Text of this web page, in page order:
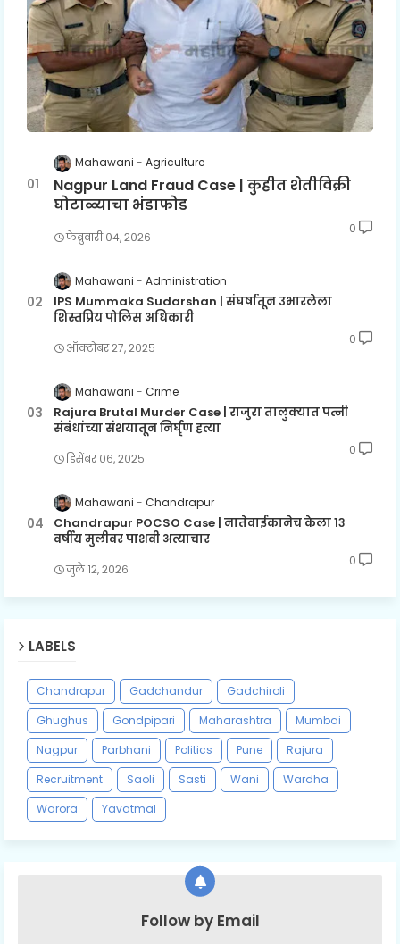
Mahawani Agriculture
Nagpur Land Fraud Case | कुहीत शेतीविक्री
घोटाळ्याचा भंडाफोड
फेब्रुवारी ०४, २०२६
0
Mahawani Administration
IPS Mummaka Sudarshan | संघर्षातून उभारलेला
शिस्तप्रिय पोलिस अधिकारी
ऑक्टोबर २७, २०२५
0
Mahawani Crime
Rajura Brutal Murder Case | राजुरा तालुक्यात पत्नी
संबंधांच्या संशयातून निर्घृण हत्या
डिसेंबर ०६, २०२५
0
Mahawani Chandrapur
Chandrapur POCSO Case | नातेवाईकानेच केला १३
वर्षीय मुलीवर पाशवी अत्याचार
जुलै १२, २०२६
0
LABELS
Chandrapur Gadchandur
Gadchiroli
Ghughus
Gondpipari Maharashtra
Mumbai
Nagpur
Parbhani Politics Pune
Rajura
Recruitment
Saoli Sasti Wani
Wardha
Warora
Yavatmal
Follow by Email